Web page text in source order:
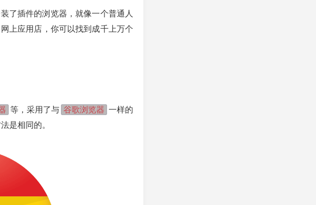
了插件的浏览器，就像一个普通人
上应用店，你可以找到成千上万个
等，采用了与 谷歌浏览器 一样的
是相同的。